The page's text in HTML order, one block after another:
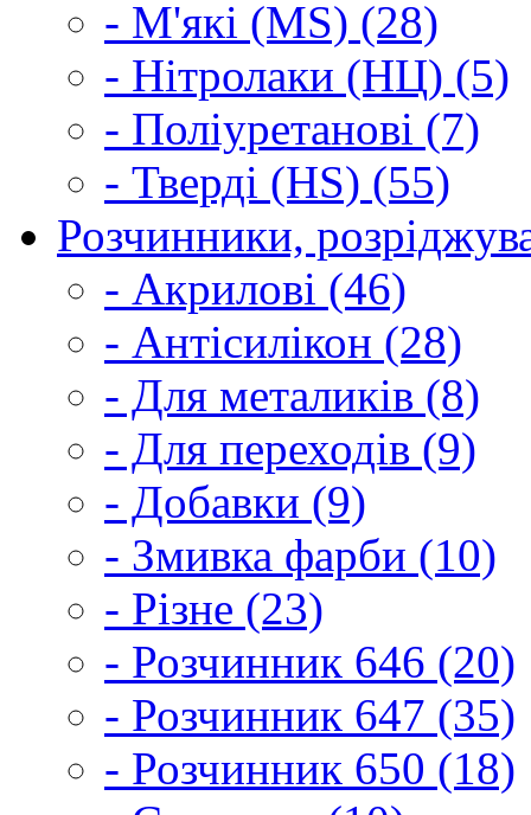
- М'які (MS) (28)
- Нітролаки (НЦ) (5)
- Поліуретанові (7)
- Тверді (HS) (55)
Розчинники,
- Акрилові (46)
- Антісилікон (28)
- Для металиків (8)
- Для переходів (9)
- Добавки (9)
- Змивка фарби (10)
- Різне (23)
- Розчинник 646 (20)
- Розчинник 647 (35)
- Розчинник 650 (18)